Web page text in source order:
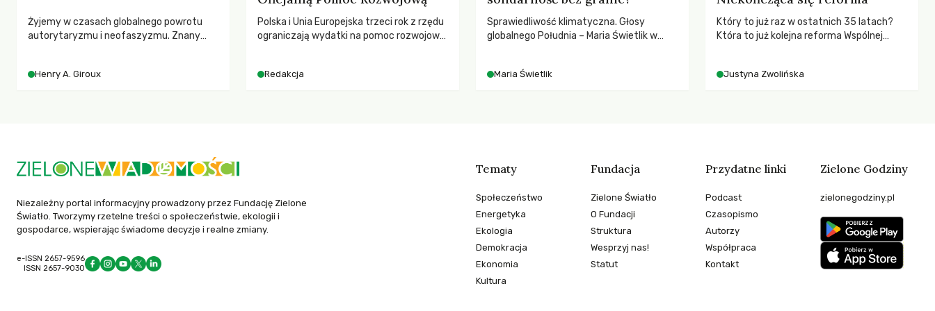
Żyjemy w czasach globalnego powrotu
autorytaryzmu i neofaszyzmu. Znany
społeczeństwo. Czy współczesne
Henry A. Giroux
Polska i Unia Europejska trzeci rok z rzędu
ograniczają wydatki na pomoc rozwojową
dla krajów najbardziej potrzebujących, a
Redakcja
Sprawiedliwość klimatyczna. Głosy
globalnego Południa – Maria Świetlik w
Maria Świetlik
Który to już raz w ostatnich 35 latach?
Która to już kolejna reforma Wspólnej
społeczne?
Justyna Zwolińska
Niezależny portal informacyjny prowadzony przez Fundację Zielone
Światło. Tworzymy rzetelne treści o społeczeństwie, ekologii i
gospodarce, wspierając świadome decyzje i realne zmiany.
e-ISSN 2657-9596
ISSN 2657-9030
Tematy
Społeczeństwo
Energetyka
Ekologia
Demokracja
Ekonomia
Kultura
Fundacja
Zielone Światło
O Fundacji
Struktura
Wesprzyj nas!
Statut
Przydatne linki
Podcast
Czasopismo
Autorzy
Współpraca
Kontakt
Zielone Godziny
zielonegodziny.pl